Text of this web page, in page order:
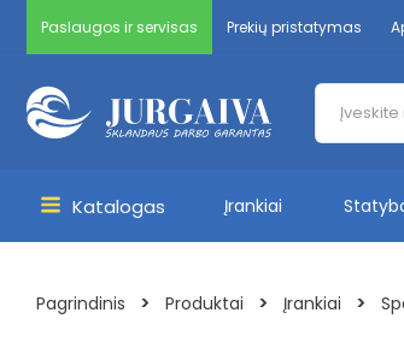
Paslaugos ir servisas Prekių pristatymas
Products
search
Katalogas Įrankiai
Pagrindinis > Produktai > Įrankiai >